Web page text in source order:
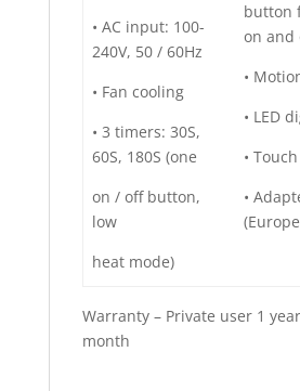
• AC input: 100-
240V, 50 / 60Hz
• Fan cooling
• 3 timers: 30S,
60S, 180S (one
on / off button,
low
heat mode)
button
on and
•
• LED
•
•
Warranty – Private user 1
month